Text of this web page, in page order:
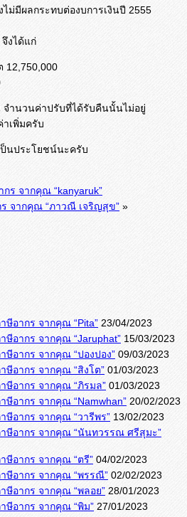
ม่มีผลกระทบต่องบการเงินปี 2555
งได้แก่
12,750,000
จำนวนค่าปรับที่ได้รับคืนนั้นไม่อยู่
เพิ่มครับ
ป็นประโยชน์นะครับ
ร จากคุณ “kanyaruk”
จากคุณ “ภาวณี เจริญสุข” »
อากร จากคุณ “Pita” 23/04/2023
อากร จากคุณ “Jaruphat” 15/03/2023
อากร จากคุณ “ปองปอง” 09/03/2023
อากร จากคุณ “สิงโต” 01/03/2023
อากร จากคุณ “ภิรมล” 01/03/2023
อากร จากคุณ “Namwhan” 20/02/2023
อากร จากคุณ “วารีพร” 13/02/2023
อากร จากคุณ “นันทวรรณ ศรีสุมะ”
อากร จากคุณ “ตรี” 04/02/2023
อากร จากคุณ “พรรณี” 02/02/2023
อากร จากคุณ “พลอย” 28/01/2023
อากร จากคุณ “พิม” 27/01/2023